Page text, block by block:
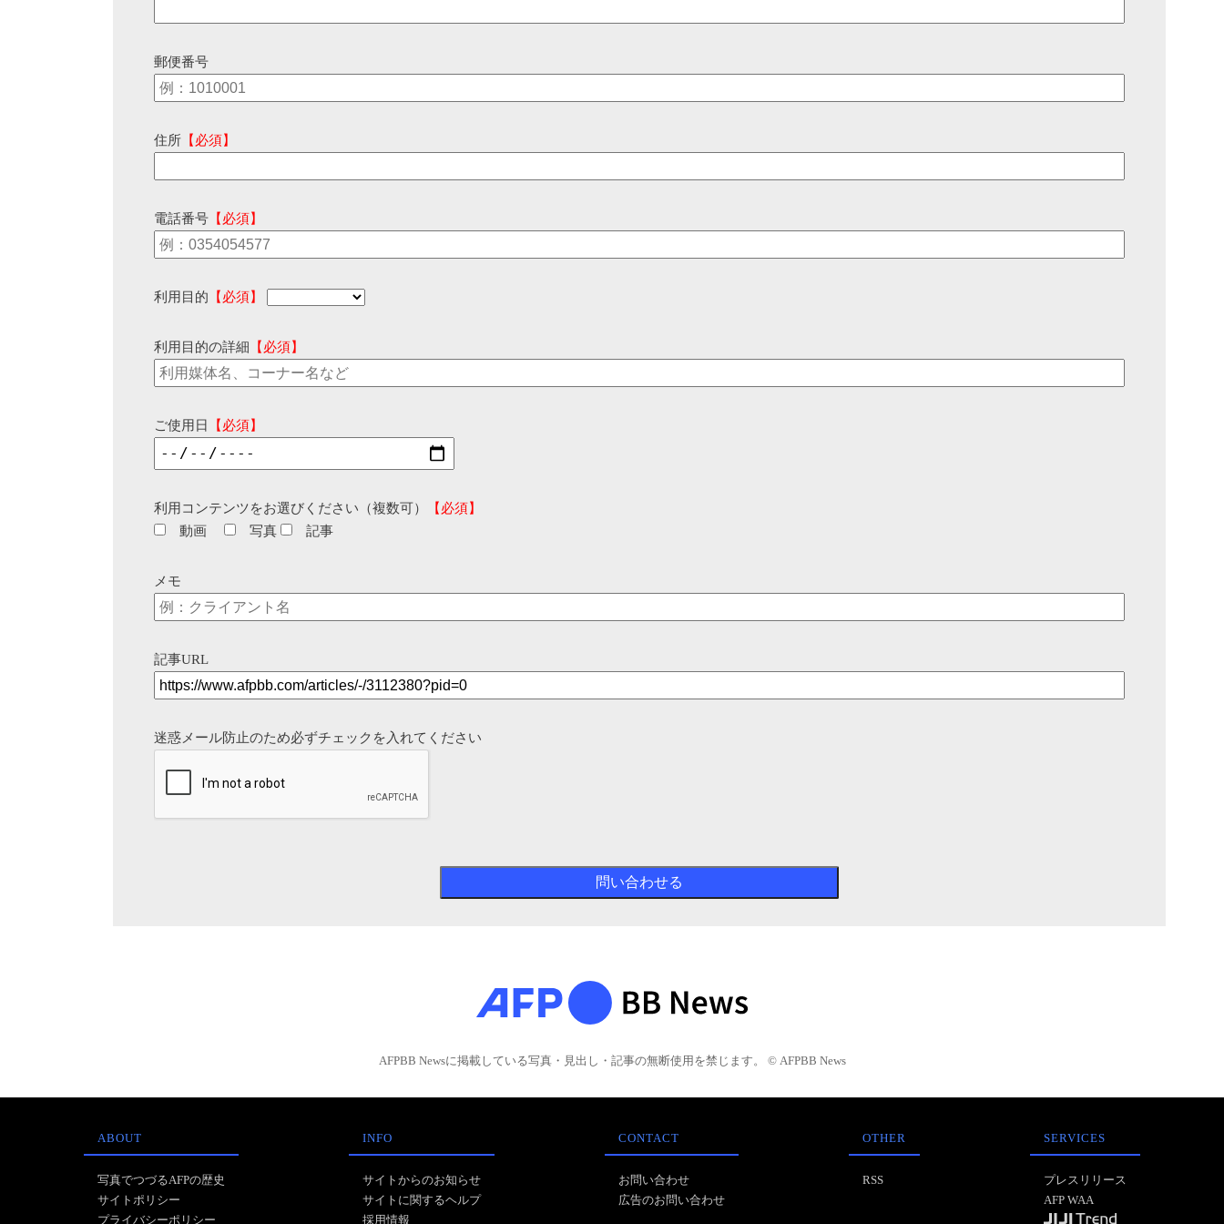
郵便番号
住所 【必須】
電話番号 【必須】
利用目的 【必須】
利用目的の詳細 【必須】
ご使用日 【必須】
利用コンテンツをお選びください（複数可）
【必須】
動画
写真 記事
メモ
記事URL
迷惑メール防止のため必ずチェックを入れてください
AFPBB Newsに掲載している写真・見出し・記事の無断使用を禁じます。 © AFPBB News
ABOUT
写真でつづるAFPの歴史
サイトポリシー
プライバシーポリシー
INFO
サイトからのお知らせ
サイトに関するヘルプ
採用情報
CONTACT
お問い合わせ
広告のお問い合わせ
OTHER
RSS
SERVICES
プレスリリース
AFP WAA